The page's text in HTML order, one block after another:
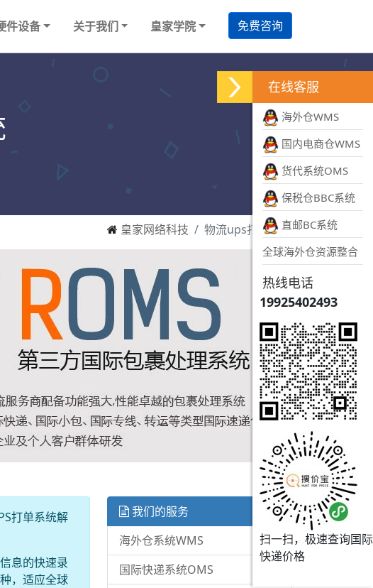
件设备 关于我们 皇家学院 免费咨询
皇家网络科技 物流ups打单系统
打单系统解
息的快速录
，适应全球
我们的服务
海外仓系统WMS
国际快递系统OMS
在线客服
海外仓WMS
国内电商仓WMS
货代系统OMS
保税仓BBC系统
直邮BC系统
全球海外仓资源整合
热线电话
19925402493
扫一扫，极速查询国际
快递价格